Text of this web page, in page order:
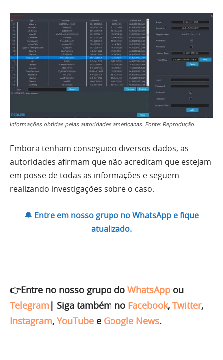
Informações obtidas pelas autoridades americanas. Fonte: Reprodução.
Embora tenham conseguido diversos dados, as
autoridades afirmam que não acreditam que estejam
em posse de todas as informações e seguem
realizando investigações sobre o caso.
🔔 Entre em nosso grupo no WhatsApp e fique
atualizado.
👉Entre no nosso grupo do WhatsApp ou
Telegram | Siga também no Facebook, Twitter,
Instagram, YouTube e Google News.